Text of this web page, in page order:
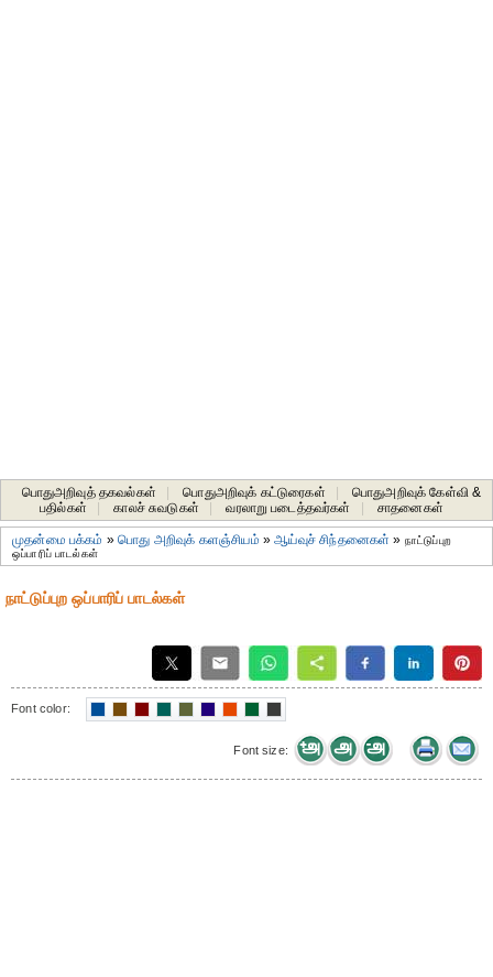
பொதுஅறிவுத் தகவல்கள் பொதுஅறிவுக் கட்டுரைகள்
பொதுஅறிவுக் கேள்வி &
பதில்கள்
காலச் சுவடுகள் வரலாறு படைத்தவர்கள் சாதனைகள்‎
முதன்மை பக்கம் »பொது அறிவுக் களஞ்சியம் »ஆய்வுச் சிந்தனைகள் » நாட்டுப்புற
ஒப்பாரிப் பாடல்கள்
நாட்டுப்புற ஒப்பாரிப் பாடல்கள்
Font color:
Font size: